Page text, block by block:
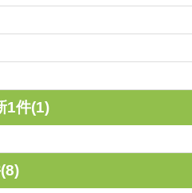
1件(1)